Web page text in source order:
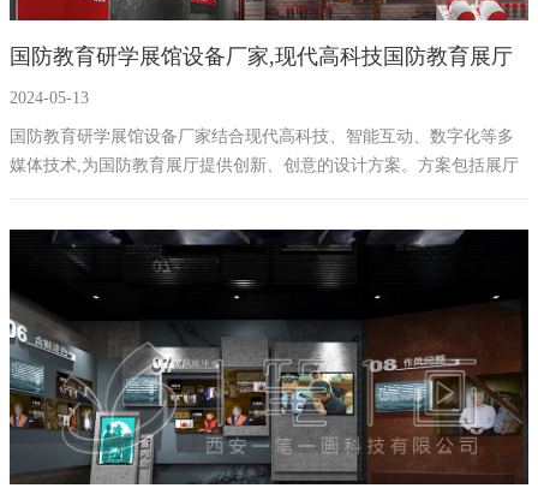
国防教育研学展馆设备厂家,现代高科技国防教育展厅
设计
2024-05-13
国防教育研学展馆设备厂家结合现代高科技、智能互动、数字化等多
媒体技术,为国防教育展厅提供创新、创意的设计方案。方案包括展厅
主题、分区、建筑造型元素、地域特色素材、多媒体设备、展板内